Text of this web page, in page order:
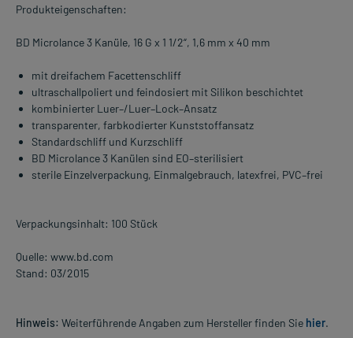
Produkteigenschaften:
BD Microlance 3 Kanüle, 16 G x 1 1/2“, 1,6 mm x 40 mm
mit dreifachem Facettenschliff
ultraschallpoliert und feindosiert mit Silikon beschichtet
kombinierter Luer–/Luer–Lock–Ansatz
transparenter, farbkodierter Kunststoffansatz
Standardschliff und Kurzschliff
BD Microlance 3 Kanülen sind EO–sterilisiert
sterile Einzelverpackung, Einmalgebrauch, latexfrei, PVC–frei
Verpackungsinhalt: 100 Stück
Quelle: www.bd.com
Stand: 03/2015
Hinweis: Weiterführende Angaben zum Hersteller finden Sie hier.